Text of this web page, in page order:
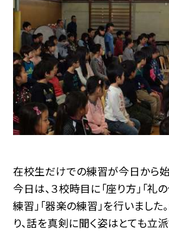
在校生だけでの練習が今日から始
今日は、３校時目に「座り方」「礼
練習」「器楽の練習」を行いまし
り、話を真剣に聞く姿はとても立派